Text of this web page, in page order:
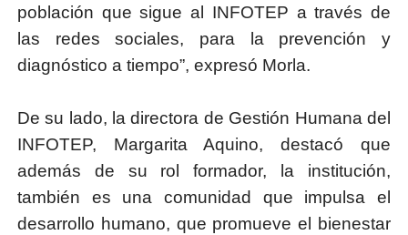
población que sigue al INFOTEP a través de
las redes sociales, para la prevención y
diagnóstico a tiempo”, expresó Morla.
De su lado, la directora de Gestión Humana del
INFOTEP, Margarita Aquino, destacó que
además de su rol formador, la institución,
también es una comunidad que impulsa el
desarrollo humano, que promueve el bienestar